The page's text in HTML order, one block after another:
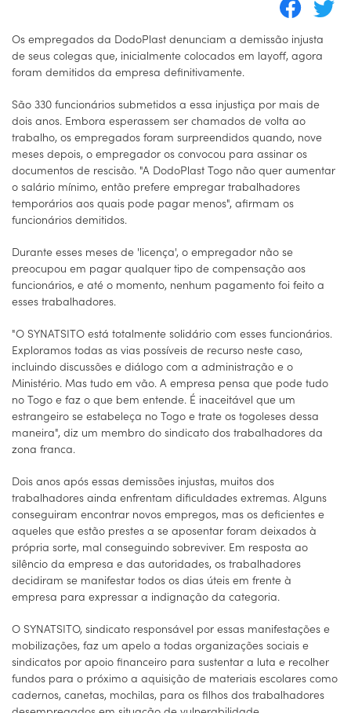
Os empregados da DodoPlast denunciam a demissão injusta
de seus colegas que, inicialmente colocados em layoff, agora
foram demitidos da empresa definitivamente.
São 330 funcionários submetidos a essa injustiça por mais de
dois anos. Embora esperassem ser chamados de volta ao
trabalho, os empregados foram surpreendidos quando, nove
meses depois, o empregador os convocou para assinar os
documentos de rescisão. "A DodoPlast Togo não quer aumentar
o salário mínimo, então prefere empregar trabalhadores
temporários aos quais pode pagar menos", afirmam os
funcionários demitidos.
Durante esses meses de 'licença', o empregador não se
preocupou em pagar qualquer tipo de compensação aos
funcionários, e até o momento, nenhum pagamento foi feito a
esses trabalhadores.
"O SYNATSITO está totalmente solidário com esses funcionários.
Exploramos todas as vias possíveis de recurso neste caso,
incluindo discussões e diálogo com a administração e o
Ministério. Mas tudo em vão. A empresa pensa que pode tudo
no Togo e faz o que bem entende. É inaceitável que um
estrangeiro se estabeleça no Togo e trate os togoleses dessa
maneira", diz um membro do sindicato dos trabalhadores da
zona franca.
Dois anos após essas demissões injustas, muitos dos
trabalhadores ainda enfrentam dificuldades extremas. Alguns
conseguiram encontrar novos empregos, mas os deficientes e
aqueles que estão prestes a se aposentar foram deixados à
própria sorte, mal conseguindo sobreviver. Em resposta ao
silêncio da empresa e das autoridades, os trabalhadores
decidiram se manifestar todos os dias úteis em frente à
empresa para expressar a indignação da categoria.
O SYNATSITO, sindicato responsável por essas manifestações e
mobilizações, faz um apelo a todas organizações sociais e
sindicatos por apoio financeiro para sustentar a luta e recolher
fundos para o próximo a aquisição de materiais escolares como
cadernos, canetas, mochilas, para os filhos dos trabalhadores